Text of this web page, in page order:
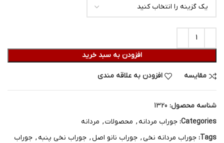
افزودن به سبد خرید
مقایسه افزودن به علاقه مندی
شناسه محصول: 1320
Categories: جوراب مردانه , محصولات, مردانه
Tags: جوراب مردانه نخی, جوراب نانو اصل, جوراب نخی پنبه , جوراب